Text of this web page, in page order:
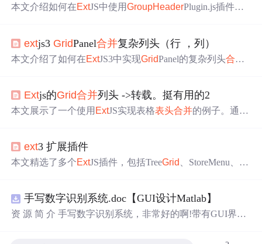
本文介绍如何在ExtJS中使用GroupHeaderPlugin.js插件实
渲染器等。
extjs3 GridPanel合并复杂列头（行 ，列）
本文介绍了如何在ExtJS3中实现GridPanel的复杂列头合并
构，创建ColumnModel，并在GridPanel中应用插件来展示
合并后的列头效果。
Extjs的Grid合并列头 ->转载。挺有用的2
本文展示了一个使用 ExtJS实现表格表头合并的例子。通过
ext3 扩展插件
本文精选了多个ExtJS插件，包括TreeGrid
、StoreMenu、Lo
手写数字识别系统.doc【GUI设计Matlab】
资 源 简 介 手写数字识别系统，非常好的啊!带有GUI界